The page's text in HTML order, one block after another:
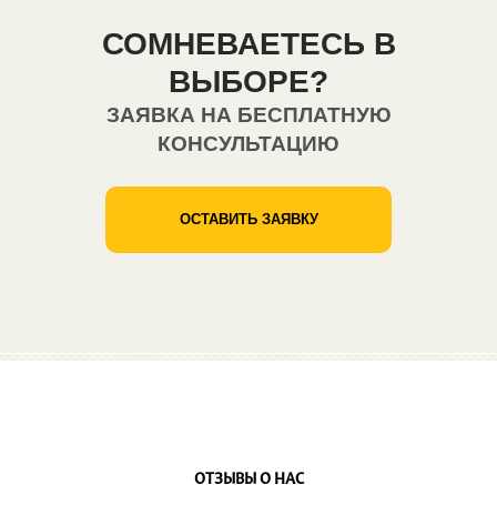
СОМНЕВАЕТЕСЬ В
ВЫБОРЕ?
ЗАЯВКА НА БЕСПЛАТНУЮ
КОНСУЛЬТАЦИЮ
ОСТАВИТЬ ЗАЯВКУ
ОТЗЫВЫ О НАС